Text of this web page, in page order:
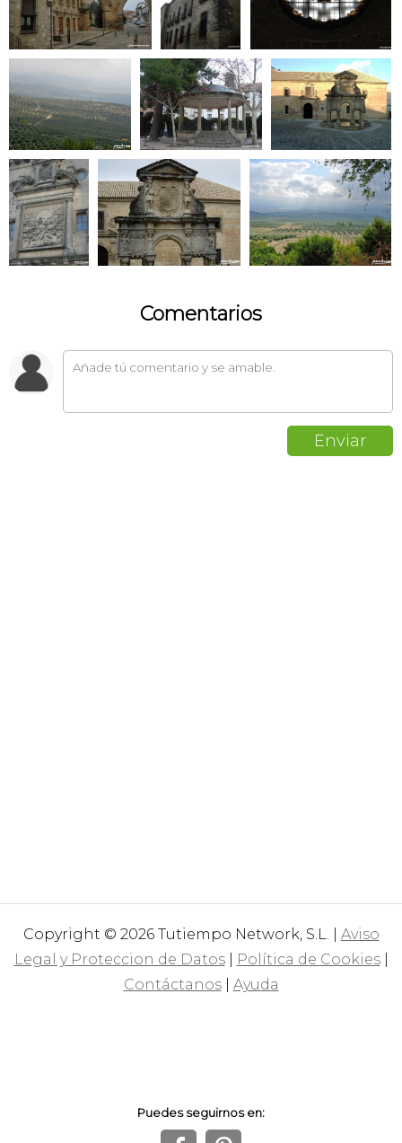
Comentarios
Copyright © 2026 Tutiempo Network, S.L. | Aviso
Legal y Proteccion de Datos| Política de Cookies|
Contáctanos| Ayuda
Puedes seguirnos en: